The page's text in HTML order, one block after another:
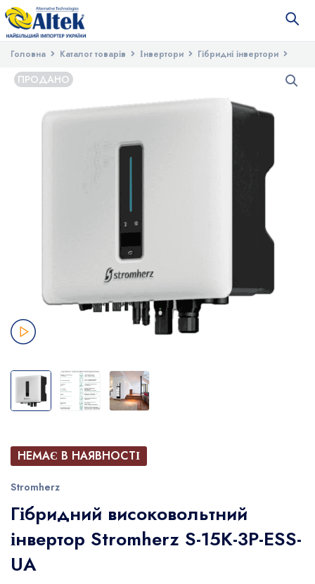
Головна Каталог товарів Інвертори
Гібридні інвертори
Гібридний високовольтний інвертор Stromherz S-15K-3P-ESS-UA
ПРОДАНО
НЕМАЄ В НАЯВНОСТІ
Stromherz
Гібридний високовольтний
інвертор Stromherz S-15K-3P-ESS-
UA